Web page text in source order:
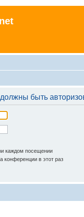
быть
каждом посещении
конференции в этот раз